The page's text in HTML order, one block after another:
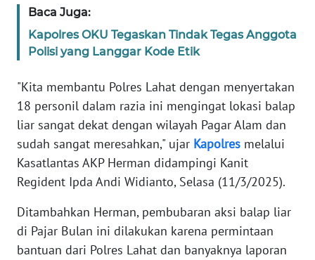
Baca Juga:
Kapolres OKU Tegaskan Tindak Tegas Anggota
Polisi yang Langgar Kode Etik
"Kita membantu Polres Lahat dengan menyertakan
18 personil dalam razia ini mengingat lokasi balap
liar sangat dekat dengan wilayah Pagar Alam dan
sudah sangat meresahkan," ujar Kapolres melalui
Kasatlantas AKP Herman didampingi Kanit
Regident Ipda Andi Widianto, Selasa (11/3/2025).
Ditambahkan Herman, pembubaran aksi balap liar
di Pajar Bulan ini dilakukan karena permintaan
bantuan dari Polres Lahat dan banyaknya laporan
PAPUA
WN
BARAT
WN
RIAU
WN
SERAMBI
JAMBI